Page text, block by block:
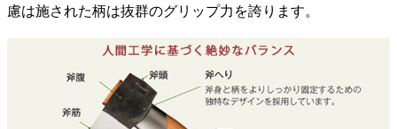
慮は施された柄は抜群のグリップ力を誇ります。